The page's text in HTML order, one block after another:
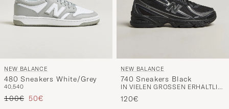
NEW BALANCE
480 Sneakers White/Grey
40,540
Regulärer Preis
100€ Reduzierter Preis
50€
NEW BALANCE
740 Sneakers Black
IN VIELEN GRÖSSEN ERHÄLTLICH
120€